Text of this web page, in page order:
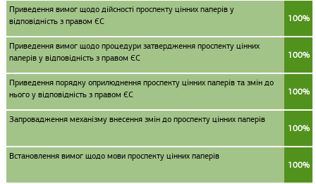
Приведення вимог щодо дійсності проспекту цінних паперів у
відповідність з правом ЄС
100%
Приведення вимог щодо процедури затвердження проспекту цінних
паперів у відповідність з правом ЄС
100%
Приведення порядку оприлюднення проспекту цінних паперів та змін до
нього у відповідність з правом ЄС
100%
Запровадження механізму внесення змін до проспекту цінних паперів
100%
Встановлення вимог щодо мови проспекту цінних паперів
100%